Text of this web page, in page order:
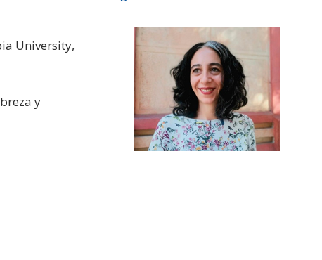
University,
y